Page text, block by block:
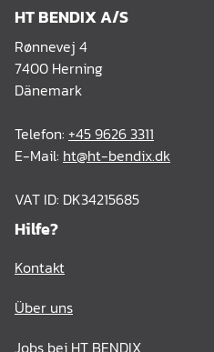
HT BENDIX A/S
Rønnevej 4
7400 Herning
Dänemark
Telefon: +45 9626 3311
E-Mail: ht@ht-bendix.dk
VAT ID: DK34215685
Hilfe?
Kontakt
Über uns
Jobs bei HT BENDIX